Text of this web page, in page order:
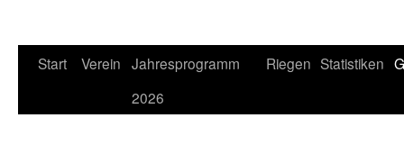
Start Verein Jahresprogramm
2026
Riegen Statistiken